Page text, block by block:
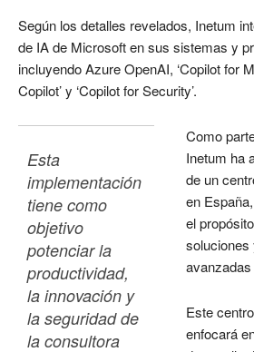
Según los detalles revelados, Inetum
de IA de Microsoft en sus sistemas y
incluyendo Azure OpenAI, ‘Copilot for
Copilot’ y ‘Copilot for Security’.
Esta
implementación
tiene como
objetivo
potenciar la
productividad,
la innovación y
la seguridad de
la consultora
Como
Inetum ha
de un
en
el
soluciones
Este
enfocará